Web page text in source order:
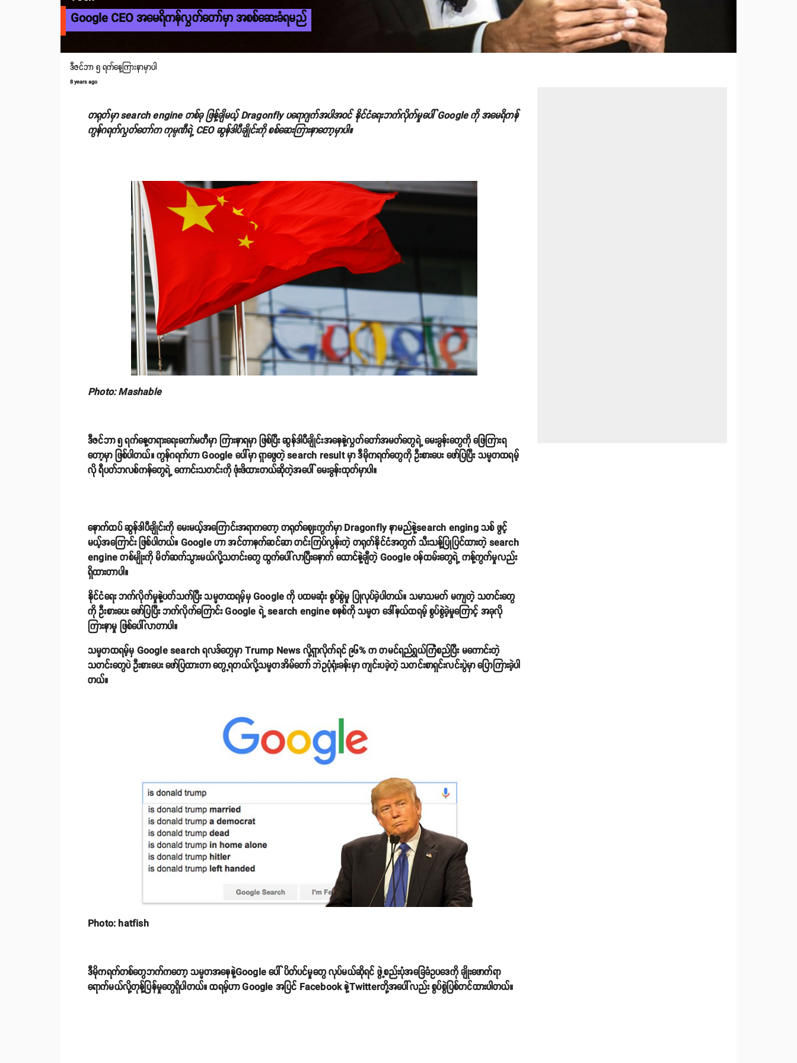
Google CEO အမေရိကန်လွှတ်တော်မှာ အစစ်ဆေးခံရမည်
ဒီဇင်ဘာ ၅ ရက်နေ့ကြားနာမှာပါ
8 years ago
တရုတ်မှာ search engine တစ်ခု ဖြန့်ချိမယ့် Dragonfly ပရောဂျက်အပါအဝင် နိုင်ငံရေးဘက်လိုက်မှုပေါ် Google ကို အမေရိကန်
ကွန်ဂရက်လွှတ်တော်က ကုမ္ပဏီရဲ့ CEO ဆွန်ဒါပီချိုင်းကို စစ်ဆေးကြားနာတော့မှာပါ။
Photo: Mashable
ဒီဇင်ဘာ ၅ ရက်နေ့တရားရေးကော်မတီမှာ ကြားနာရမှာ ဖြစ်ပြီး ဆွန်ဒါပီချိုင်းအနေနဲ့လွှတ်တော်အမတ်တွေရဲ့ မေးခွန်းတွေကို ဖြေကြားရ
တော့မှာ ဖြစ်ပါတယ်။ ကွန်ဂရက်ဟာ Google ပေါ်မှာ ရှာဖွေတဲ့ search result မှာ ဒီမိုကရက်တွေကို ဦးစားပေး ဖော်ပြပြီး သမ္မတထရမ့်
လို ရီပတ်ဘလစ်ကန်တွေရဲ့ ကောင်းသတင်းကို ဖုံးဖိထားတယ်ဆိုတဲ့အပေါ် မေးခွန်းထုတ်မှာပါ။
နောက်ထပ် ဆွန်ဒါပီချိုင်းကို မေးမယ့်အကြောင်းအရာကတော့ တရုတ်ဈေးကွက်မှာ Dragonfly နာမည်နဲ့search enging သစ် ဖွင့်
မယ့်အကြောင်း ဖြစ်ပါတယ်။ Google ဟာ အင်တာနက်ဆင်ဆာ တင်းကြပ်လွန်းတဲ့ တရုတ်နိုင်ငံအတွက် သီးသန့်ပြုပြင်ထားတဲ့ search
engine တစ်မျိုးကို မိတ်ဆက်သွားမယ်လို့သတင်းတွေ ထွက်ပေါ်လာပြီးနောက် ထောင်နဲ့ချီတဲ့ Google ဝန်ထမ်းတွေရဲ့ ကန့်ကွက်မှုလည်း
ရှိထားတာပါ။
နိုင်ငံရေး ဘက်လိုက်မှုနဲ့ပတ်သက်ပြီး သမ္မတထရမ့်မှ Google ကို ပထမဆုံး စွပ်စွဲမှု ပြုလုပ်ခဲ့ပါတယ်။ သမာသမတ် မကျတဲ့ သတင်းတွေ
ကို ဦးစားပေး ဖော်ပြပြီး ဘက်လိုက်ကြောင်း Google ရဲ့ search engine စနစ်ကို သမ္မတ ဒေါ်နယ်ထရမ့် စွပ်စွဲခဲ့မှုကြောင့် အခုလို
ကြားနာမှု ဖြစ်ပေါ်လာတာပါ။
သမ္မတထရမ့်မှ Google search ရလဒ်တွေမှာ Trump News လို့ရှာလိုက်ရင် ၉၆% က တမင်ရည်ရွယ်ကြံစည်ပြီး မကောင်းတဲ့
သတင်းတွေပဲ ဦးစားပေး ဖော်ပြထားတာ တွေ့ရတယ်လို့သမ္မတအိမ်တော် ဘဲဥပုံရုံးခန်းမှာ ကျင်းပခဲ့တဲ့ သတင်းစာရှင်းလင်းပွဲမှာ ပြောကြားခဲ့ပါ
တယ်။
Photo: hatfish
ဒီမိုကရက်တစ်တွေဘက်ကတော့ သမ္မတအနေနဲ့Google ပေါ် ပိတ်ပင်မှုတွေ လုပ်မယ်ဆိုရင် ဖွဲ့စည်းပုံအခြေခံဥပဒေကို ချိုးဖောက်ရာ
ရောက်မယ်လို့တုန့်ပြန်မှုတွေရှိပါတယ်။ ထရမ့်ဟာ Google အပြင် Facebook နဲ့Twitterတို့အပေါ်လည်း စွပ်စွဲပြစ်တင်ထားပါတယ်။